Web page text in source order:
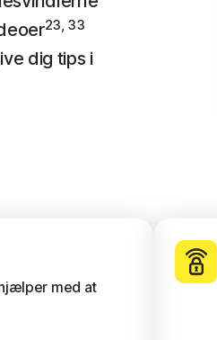
23, 33
dig tips i
med at